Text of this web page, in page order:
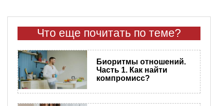
Что еще почитать по теме?
Биоритмы отношений.
Часть 1. Как найти
компромисс?